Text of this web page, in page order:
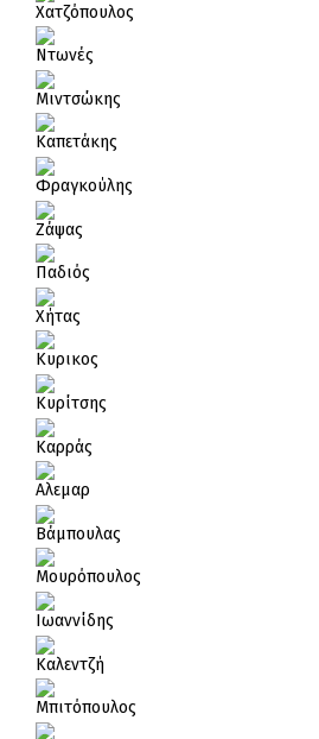
Χατζόπουλος
Ντωνές
Μιντσώκης
Καπετάκης
Φραγκούλης
Ζάψας
Παδιός
Χήτας
Κυρικος
Κυρίτσης
Καρράς
Αλεμαρ
Βάμπουλας
Μουρόπουλος
Ιωαννίδης
Καλεντζή
Μπιτόπουλος